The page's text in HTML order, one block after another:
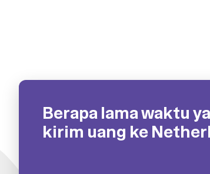
Berapa lama waktu
kirim uang ke